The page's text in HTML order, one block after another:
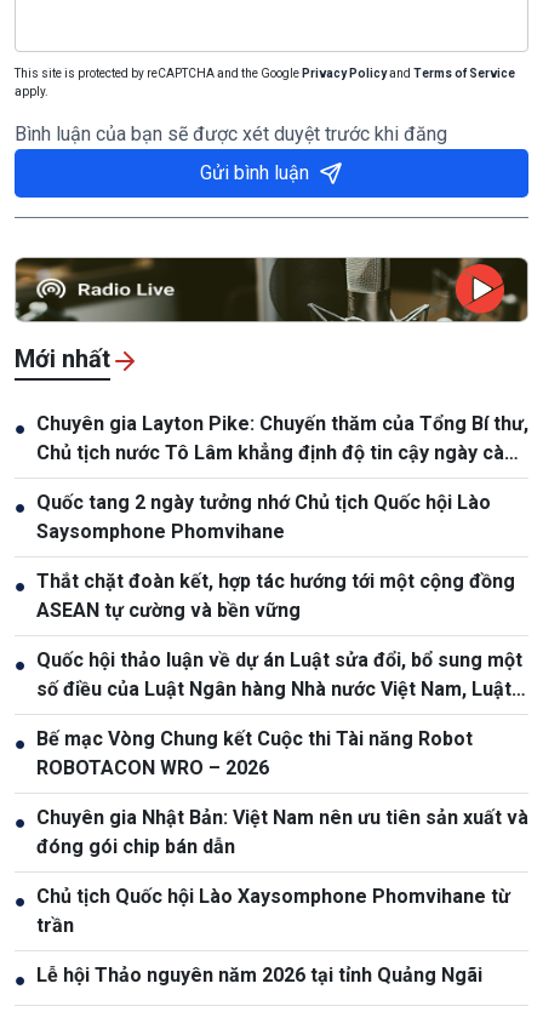
This site is protected by reCAPTCHA and the Google Privacy Policyand Terms of Service
apply.
Bình luận của bạn sẽ được xét duyệt trước khi đăng
Gửi bình luận
Mới nhất
● Chuyên gia Layton Pike: Chuyến thăm của Tổng Bí thư,
Chủ tịch nước Tô Lâm khẳng định độ tin cậy ngày càng
cao giữa Việt Nam và Australia
● Quốc tang 2 ngày tưởng nhớ Chủ tịch Quốc hội Lào
Saysomphone Phomvihane
● Thắt chặt đoàn kết, hợp tác hướng tới một cộng đồng
ASEAN tự cường và bền vững
● Quốc hội thảo luận về dự án Luật sửa đổi, bổ sung một
số điều của Luật Ngân hàng Nhà nước Việt Nam, Luật
Phòng, chống rửa tiền
● Bế mạc Vòng Chung kết Cuộc thi Tài năng Robot
ROBOTACON WRO – 2026
● Chuyên gia Nhật Bản: Việt Nam nên ưu tiên sản xuất và
đóng gói chip bán dẫn
● Chủ tịch Quốc hội Lào Xaysomphone Phomvihane từ
trần
● Lễ hội Thảo nguyên năm 2026 tại tỉnh Quảng Ngãi